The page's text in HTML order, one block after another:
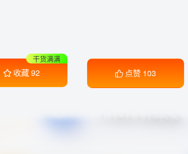
收藏92
干货满满
点赞 103